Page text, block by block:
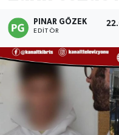
PINAR GÖZEK
EDITÖR